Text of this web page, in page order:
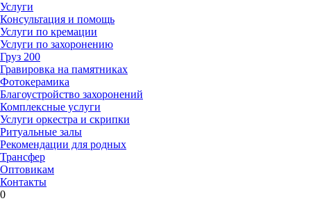
Услуги
Консультация и помощь
Услуги по кремации
Услуги по захоронению
Груз 200
Гравировка на памятниках
Фотокерамика
Благоустройство захоронений
Комплексные услуги
Услуги оркестра и скрипки
Ритуальные залы
Рекомендации для родных
Трансфер
Оптовикам
Контакты
0